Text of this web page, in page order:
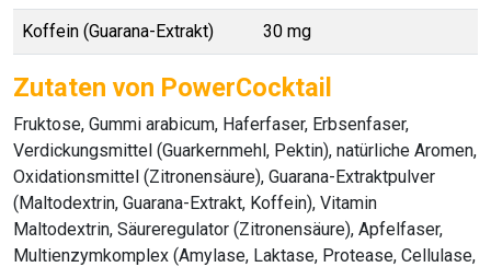
Koffein (Guarana-Extrakt) 30 mg
Zutaten von PowerCocktail
Fruktose, Gummi arabicum, Haferfaser, Erbsenfaser,
Verdickungsmittel (Guarkernmehl, Pektin), natürliche Aromen,
Oxidationsmittel (Zitronensäure), Guarana-Extraktpulver
(Maltodextrin, Guarana-Extrakt, Koffein), Vitamin
Maltodextrin, Säureregulator (Zitronensäure), Apfelfaser,
Multienzymkomplex (Amylase, Laktase, Protease, Cellulase,